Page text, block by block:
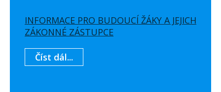
INFORMACE PRO BUDOUCÍ ŽÁKY A JEJICH
ZÁKONNÉ ZÁSTUPCE
Číst dál...